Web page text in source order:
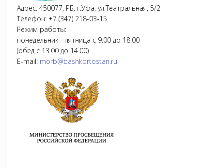
Адрес: 450077, РБ, г.Уфа, ул.Театральная, 5/2
Телефон: +7 (347) 218-03-15
Режим работы:
понедельник - пятница с 9.00 до 18.00
(обед с 13.00 до 14.00)
E-mail: morb@bashkortostan.ru